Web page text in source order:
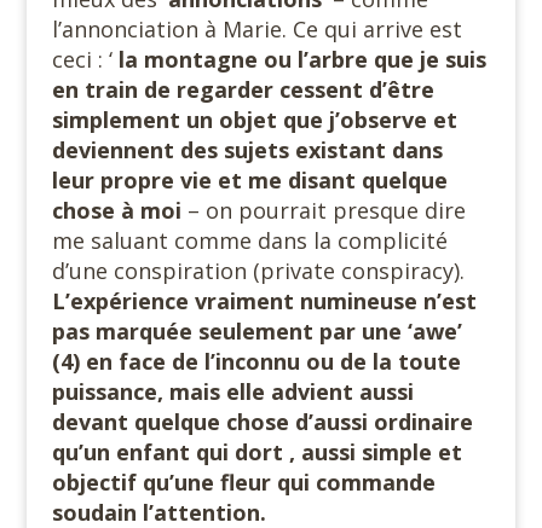
l’annonciation à Marie. Ce qui arrive est
ceci : ‘ la montagne ou l’arbre que je suis
en train de regarder cessent d’être
simplement un objet que j’observe et
deviennent des sujets existant dans
leur propre vie et me disant quelque
chose à moi – on pourrait presque dire
me saluant comme dans la complicité
d’une conspiration (private conspiracy).
L’expérience vraiment numineuse n’est
pas marquée seulement par une ‘awe’
(4) en face de l’inconnu ou de la toute
puissance, mais elle advient aussi
devant quelque chose d’aussi ordinaire
qu’un enfant qui dort , aussi simple et
objectif qu’une fleur qui commande
soudain l’attention.